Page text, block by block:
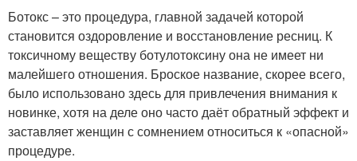
Ботокс – это процедура, главной задачей которой
становится оздоровление и восстановление ресниц. К
токсичному веществу ботулотоксину она не имеет ни
малейшего отношения. Броское название, скорее всего,
было использовано здесь для привлечения внимания к
новинке, хотя на деле оно часто даёт обратный эффект и
заставляет женщин с сомнением относиться к «опасной»
процедуре.